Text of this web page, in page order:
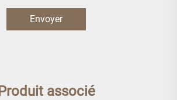
Envoyer
Produit associé